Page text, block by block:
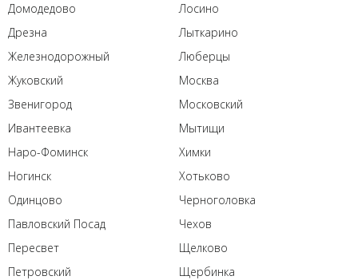
Домодедово
Дрезна
Железнодорожный
Жуковский
Звенигород
Ивантеевка
Лосино
Лыткарино
Люберцы
Москва
Московский
Мытищи
Наро-Фоминск
Ногинск
Одинцово
Павловский Посад
Пересвет
Петровский
Химки
Хотьково
Черноголовка
Чехов
Щелково
Щербинка